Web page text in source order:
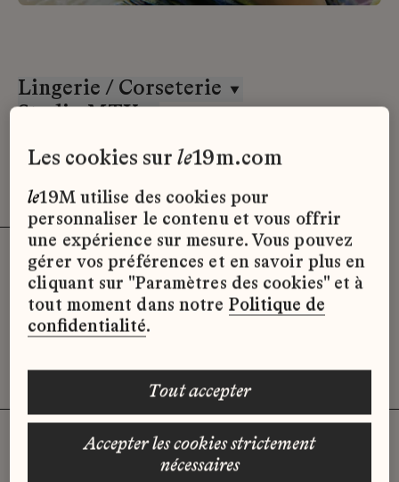
Lingerie / Corseterie
Studio MTX
Désolé, il semble qu’il n’y ait pas
d’offres d’emploi disponibles pour le
moment.
les cookies surle19m.com
le19M utilise des cookies pour
personnaliser le contenu et vous offrir
une expérience sur mesure. Vous pouvez
gérer vos préférences et en savoir plus en
cliquant sur "Paramètres des cookies" et à
tout moment dans notre Politique de
confidentialité.
accepter les cookies strictement
nécessaires
tout accepter